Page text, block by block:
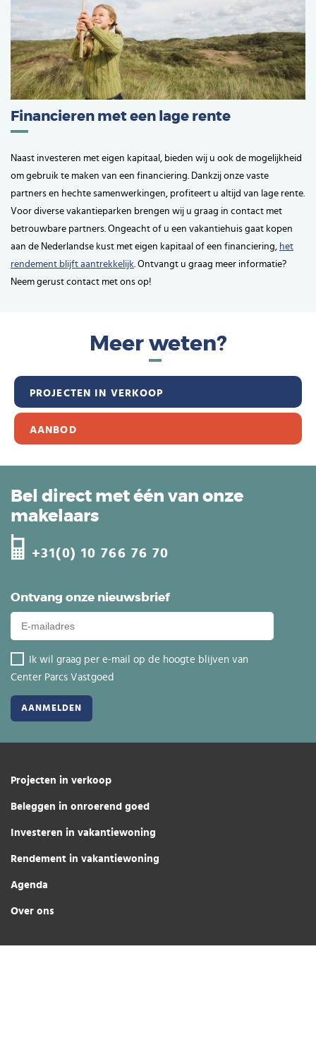
Financieren met een lage rente
Naast investeren met eigen kapitaal, bieden wij u ook de mogelijkheid
om gebruik te maken van een financiering. Dankzij onze vaste
partners en hechte samenwerkingen, profiteert u altijd van lage rente.
Voor diverse vakantieparken brengen wij u graag in contact met
betrouwbare partners. Ongeacht of u een vakantiehuis gaat kopen
aan de Nederlandse kust met eigen kapitaal of een financiering, het
rendement blijft aantrekkelijk. Ontvangt u graag meer informatie?
Neem gerust contact met ons op!
Meer weten?
PROJECTEN IN VERKOOP
AANBOD
Ontvang onze nieuwsbrief
Ik wil graag per e-mail op de hoogte blijven van
Center Parcs Vastgoed
Bel direct met één van onze
makelaars
+31(0) 10 766 76 70
Projecten in verkoop
Beleggen in onroerend goed
Investeren in vakantiewoning
Rendement in vakantiewoning
Agenda
Over ons